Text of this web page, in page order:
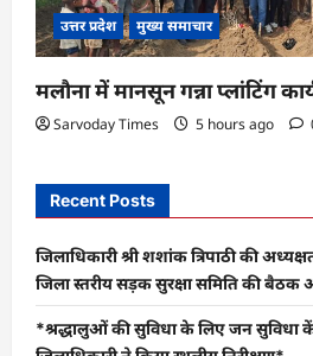
उत्तर प्रदेश मुख्य समाचार
मलौना में मानसून गन्ना प्लांटिंग
Sarvoday Times 5 hours ago
Recent Posts
जिलाधिकारी श्री शशांक त्रिपाठी की
जिला स्तरीय सड़क सुरक्षा समिति की बैठक
*श्रद्धालुओं की सुविधा के लिए जन सुविधा